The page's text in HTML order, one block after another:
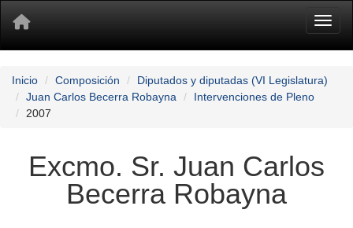
Inicio Composición
Diputados y diputadas (VI Legislatura)
Juan Carlos Becerra Robayna
Intervenciones de Pleno
2007
Excmo. Sr. Juan Carlos
Becerra Robayna